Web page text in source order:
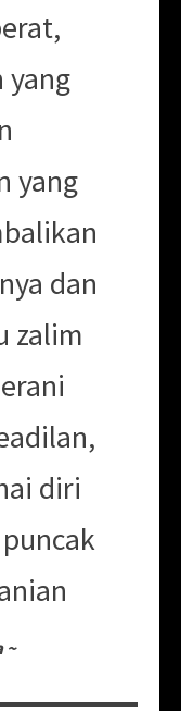
yang
yang
dan
zalim
diri
~